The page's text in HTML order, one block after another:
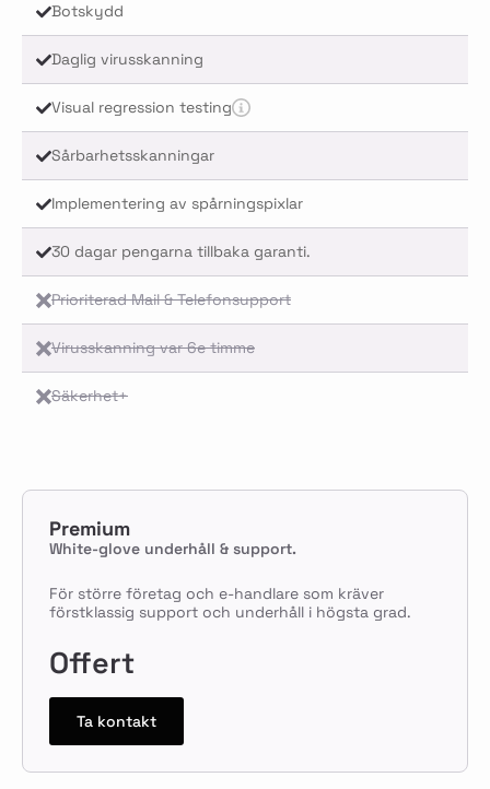
Botskydd
Daglig virusskanning
Visual regression testing
Sårbarhetsskanningar
Implementering av spårningspixlar
30 dagar pengarna tillbaka garanti.
Prioriterad Mail & Telefonsupport
Virusskanning var 6e timme
Säkerhet+
Premium
White-glove underhåll & support.
För större företag och e-handlare som kräver
förstklassig support och underhåll i högsta grad.
Offert
Ta kontakt